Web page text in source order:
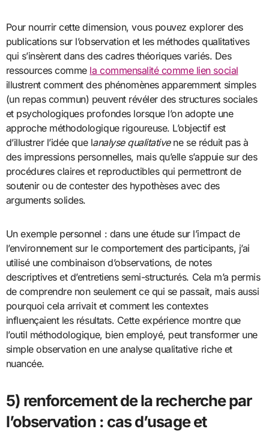
Pour nourrir cette dimension, vous pouvez explorer des
publications sur l’observation et les méthodes qualitatives
qui s’insèrent dans des cadres théoriques variés. Des
ressources comme la commensalité comme lien social
illustrent comment des phénomènes apparemment simples
(un repas commun) peuvent révéler des structures sociales
et psychologiques profondes lorsque l’on adopte une
approche méthodologique rigoureuse. L’objectif est
d’illustrer l’idée que lanalyse qualitativene se réduit pas à
des impressions personnelles, mais qu’elle s’appuie sur des
procédures claires et reproductibles qui permettront de
soutenir ou de contester des hypothèses avec des
arguments solides.
Un exemple personnel : dans une étude sur l’impact de
l’environnement sur le comportement des participants, j’ai
utilisé une combinaison d’observations, de notes
descriptives et d’entretiens semi-structurés. Cela m’a permis
de comprendre non seulement ce qui se passait, mais aussi
pourquoi cela arrivait et comment les contextes
influençaient les résultats. Cette expérience montre que
l’outil méthodologique, bien employé, peut transformer une
simple observation en une analyse qualitative riche et
nuancée.
5) renforcement de la recherche par
l’observation : cas d’usage et